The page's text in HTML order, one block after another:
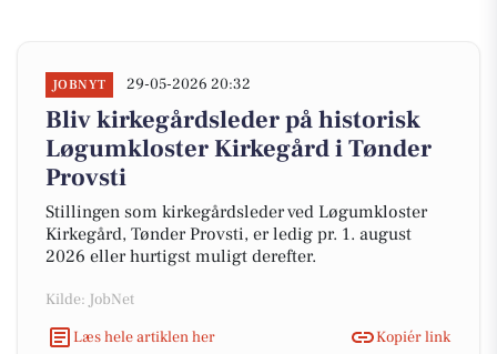
JOBNYT 29-05-2026 20:32
Bliv kirkegårdsleder på historisk
Løgumkloster Kirkegård i Tønder
Provsti
Stillingen som kirkegårdsleder ved Løgumkloster
Kirkegård, Tønder Provsti, er ledig pr. 1. august
2026 eller hurtigst muligt derefter.
Kilde: JobNet
Læs hele artiklen her
Kopiér link